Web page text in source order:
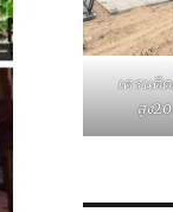
เครนติ
สูง